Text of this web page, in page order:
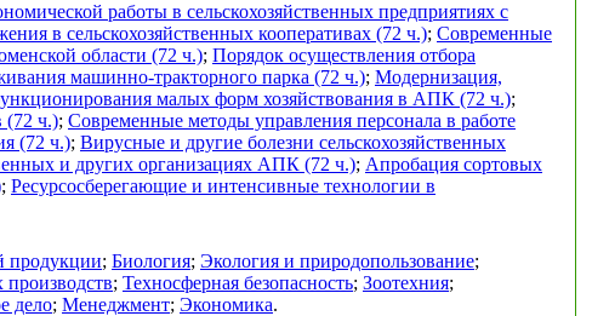
работы в сельскохозяйственных предприятиях с
в сельскохозяйственных кооперативах (72 ч.); Современные
области (72 ч.); Порядок осуществления отбора
машинно-тракторного парка (72 ч.); Модернизация,
малых форм хозяйствования в АПК (72 ч.);
(72 ч.); Современные методы управления персонала в работе
(72 ч.); Вирусные и другие болезни сельскохозяйственных
и других организациях АПК (72 ч.); Апробация сортовых
; Ресурсосберегающие и интенсивные технологии в
продукции; Биология; Экология и природопользование;
; Техносферная безопасность; Зоотехния;
дело; Менеджмент; Экономика.